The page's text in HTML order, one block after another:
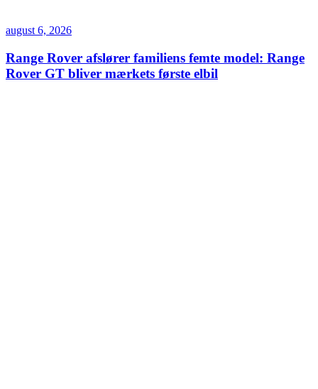
august 6, 2026
Range Rover afslører familiens femte model: Range
Rover GT bliver mærkets første elbil